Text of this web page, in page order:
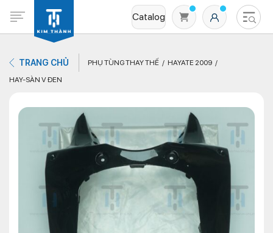
Catalog
Không có sản phẩm nào trong giỏ hàng
TRANG CHỦ PHỤ TÙNG THAY THẾ
HAYATE 2009
HAY-SÀN V ĐEN